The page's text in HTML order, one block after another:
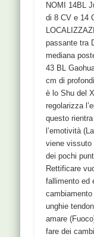
NOMI 14BL
di 8 CV e 14
passante tra
mediana
43 BL
cm di
è lo Shu del
regolarizza
questo
l’emotività
viene vissuto
dei pochi
Rettificare
fallimento ed
unghie
amare
fare dei